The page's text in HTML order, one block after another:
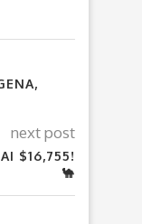
next post
$16,755!
🐪